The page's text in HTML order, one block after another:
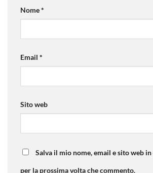
Nome*
Email *
Sito web
Salva il mio nome, email e sito web
per la prossima volta che commento.